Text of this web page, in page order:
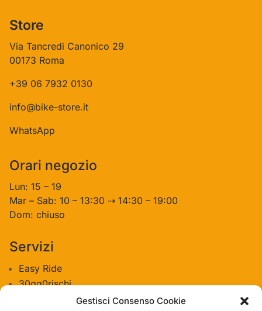
Gestisci Consenso Cookie
Store
Via Tancredi Canonico 29
00173 Roma
+39 06 7932 0130
info@bike-store.it
WhatsApp
Orari negozio
Lun: 15 – 19
Mar – Sab: 10 – 13:30 ⇢ 14:30 – 19:00
Dom: chiuso
Servizi
Easy Ride
30gg0rischi
Servizi Officina